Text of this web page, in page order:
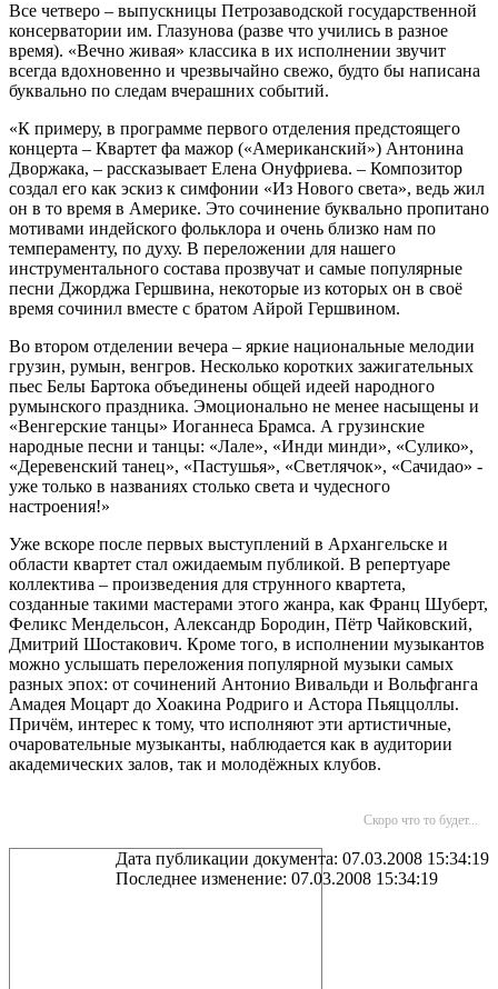
Все четверо – выпускницы Петрозаводской государственной
консерватории им. Глазунова (разве что учились в разное
время). «Вечно живая» классика в их исполнении звучит
всегда вдохновенно и чрезвычайно свежо, будто бы написана
буквально по следам вчерашних событий.
«К примеру, в программе первого отделения предстоящего
концерта – Квартет фа мажор («Американский») Антонина
Дворжака, – рассказывает Елена Онуфриева. – Композитор
создал его как эскиз к симфонии «Из Нового света», ведь жил
он в то время в Америке. Это сочинение буквально пропитано
мотивами индейского фольклора и очень близко нам по
темпераменту, по духу. В переложении для нашего
инструментального состава прозвучат и самые популярные
песни Джорджа Гершвина, некоторые из которых он в своё
время сочинил вместе с братом Айрой Гершвином.
Во втором отделении вечера – яркие национальные мелодии
грузин, румын, венгров. Несколько коротких зажигательных
пьес Белы Бартока объединены общей идеей народного
румынского праздника. Эмоционально не менее насыщены и
«Венгерские танцы» Иоганнеса Брамса. А грузинские
народные песни и танцы: «Лале», «Инди минди», «Сулико»,
«Деревенский танец», «Пастушья», «Светлячок», «Сачидао» -
уже только в названиях столько света и чудесного
настроения!»
Уже вскоре после первых выступлений в Архангельске и
области квартет стал ожидаемым публикой. В репертуаре
коллектива – произведения для струнного квартета,
созданные такими мастерами этого жанра, как Франц Шуберт,
Феликс Мендельсон, Александр Бородин, Пётр Чайковский,
Дмитрий Шостакович. Кроме того, в исполнении музыкантов
можно услышать переложения популярной музыки самых
разных эпох: от сочинений Антонио Вивальди и Вольфганга
Амадея Моцарт до Хоакина Родриго и Астора Пьяццоллы.
Причём, интерес к тому, что исполняют эти артистичные,
очаровательные музыканты, наблюдается как в аудитории
академических залов, так и молодёжных клубов.
Скоро что то будет...
Дата публикации документа: 07.03.2008 15:34:19
Последнее изменение: 07.03.2008 15:34:19